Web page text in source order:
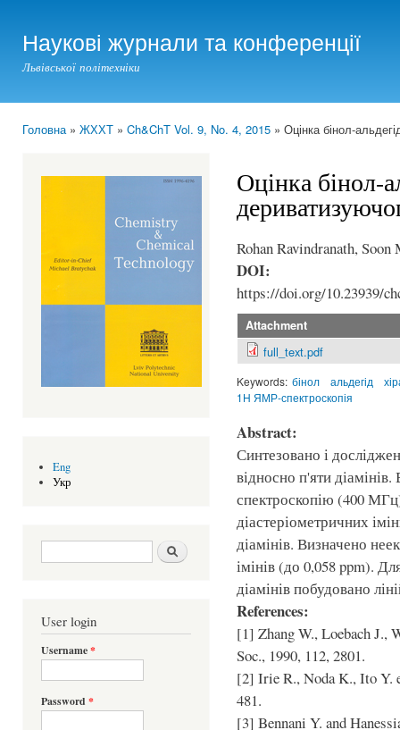
Наукові журнали та конференції
Львівської політехніки
Головна» ЖХХТ » Ch&ChT Vol. 9, No. 4, 2015 » Оцінка бінол-
Eng
Укр
Search form Шукати
User login
Username*
Password *
Оцінка бінол-
Rohan Ravindranath,
DOI:
https://doi.org/10.23939/
Attachment
full_text.pdf
Keywords: бінол альдегід
1H ЯМР-спектроскопія
Abstract:
Синтезовано і
відносно п'яти
спектроскопію (400
діастеріометричних
діамінів. Визначено
імінів (до 0,058 ppm).
діамінів побудовано
References:
[1] Zhang W., Loebach J.,
Soc., 1990, 112, 2801.
[2] Irie R., Noda K., Ito Y.
481.
[3] Bennani Y. and